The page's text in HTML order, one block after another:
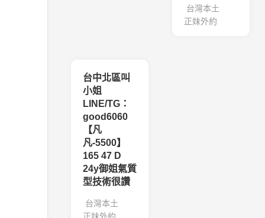
台灣本土
正妹外約
台中北區叫
小姐
LINE/TG：
good6060
【凡
凡-5500】
165 47 D
24y御姐氣質
型技術很讚
台灣本土